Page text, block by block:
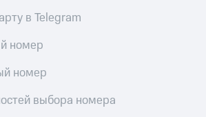
в Telegram
номер
номер
выбора номера